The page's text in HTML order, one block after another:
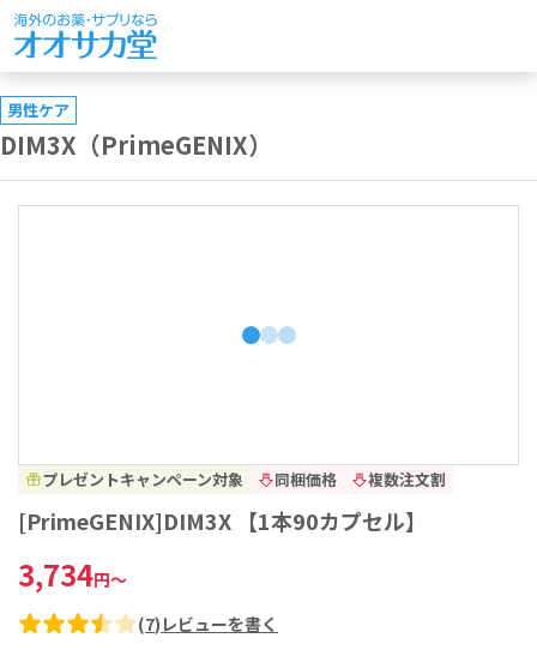
男性ケア
DIM3X（PrimeGENIX）
プレゼントキャンペーン対象 同梱価格 複数注文割
[PrimeGENIX]DIM3X 【1本90カプセル】
3,734円～
(7) レビューを書く